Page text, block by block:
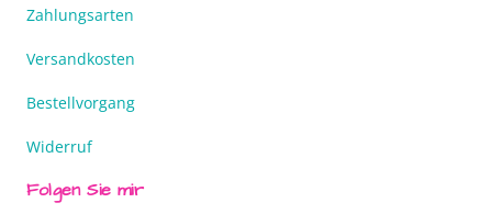
Zahlungsarten
Versandkosten
Bestellvorgang
Widerruf
Folgen Sie mir